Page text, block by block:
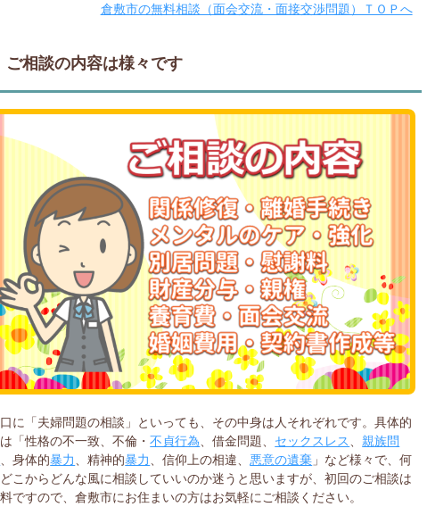
倉敷市の無料相談（面会交流・面接交渉問題）ＴＯＰへ
ご相談の内容は様々です
に「夫婦問題の相談」といっても、その中身は人それぞれです。具体的
「性格の不一致、不倫・不貞行為 、借金問題、 セックスレス 、親族問
、身体的暴力 、精神的暴力 、信仰上の相違、 悪意の遺棄 」など様々で、何
こからどんな風に相談していいのか迷うと思いますが、初回のご相談は
ですので、倉敷市にお住まいの方はお気軽にご相談ください。